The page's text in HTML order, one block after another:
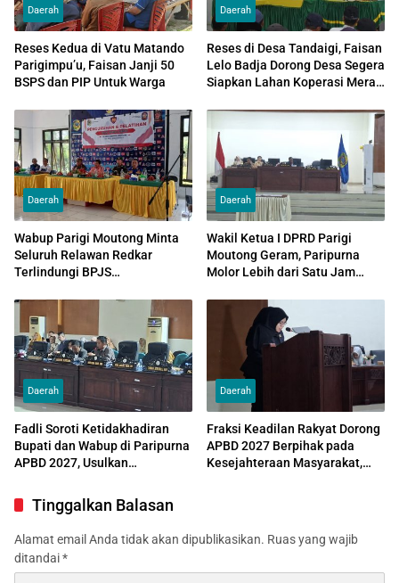
Daerah
Reses Kedua di Vatu Matando
Parigimpu’u, Faisan Janji 50
BSPS dan PIP Untuk Warga
Daerah
Reses di Desa Tandaigi, Faisan
Lelo Badja Dorong Desa Segera
Siapkan Lahan Koperasi Merah
Daerah
Wabup Parigi Moutong Minta
Seluruh Relawan Redkar
Terlindungi BPJS
Utamakan Pelayanan
Masyarakat
Daerah
Wakil Ketua I DPRD Parigi
Moutong Geram, Paripurna
Molor Lebih dari Satu Jam
Anggota
Daerah
Fadli Soroti Ketidakhadiran
Bupati dan Wabup di Paripurna
APBD 2027, Usulkan
Absen
Daerah
Fraksi Keadilan Rakyat Dorong
APBD 2027 Berpihak pada
Kesejahteraan Masyarakat,
Tinggalkan Balasan
Alamat email Anda tidak akan dipublikasikan. Ruas yang wajib
ditandai*